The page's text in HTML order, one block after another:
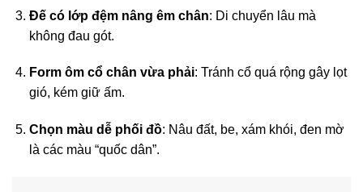
Đế có lớp đệm nâng êm chân: Di chuyển lâu mà
không đau gót.
Form ôm cổ chân vừa phải: Tránh cổ quá rộng gây lọt
gió, kém giữ ấm.
Chọn màu dễ phối đồ: Nâu đất, be, xám khói, đen mờ
là các màu “quốc dân”.